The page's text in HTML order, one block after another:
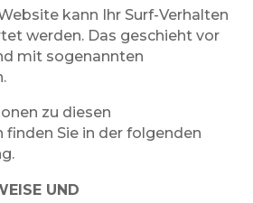
kann Ihr Surf-Verhalten
werden. Das geschieht vor
mit sogenannten
zu diesen
Sie in der folgenden
UND